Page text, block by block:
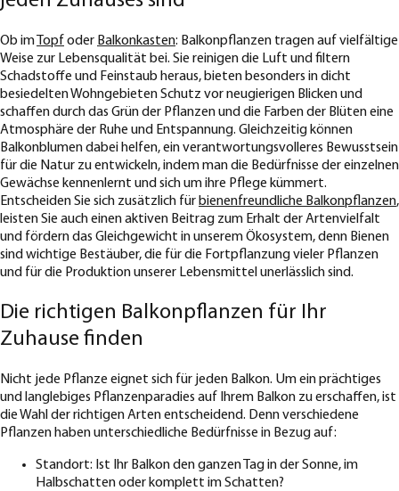
Ob im Topf oder Balkonkasten: Balkonpflanzen tragen auf vielfältige
Weise zur Lebensqualität bei. Sie reinigen die Luft und filtern
Schadstoffe und Feinstaub heraus, bieten besonders in dicht
besiedelten Wohngebieten Schutz vor neugierigen Blicken und
schaffen durch das Grün der Pflanzen und die Farben der Blüten eine
Atmosphäre der Ruhe und Entspannung. Gleichzeitig können
Balkonblumen dabei helfen, ein verantwortungsvolleres Bewusstsein
für die Natur zu entwickeln, indem man die Bedürfnisse der einzelnen
Gewächse kennenlernt und sich um ihre Pflege kümmert.
Entscheiden Sie sich zusätzlich für bienenfreundliche Balkonpflanzen,
leisten Sie auch einen aktiven Beitrag zum Erhalt der Artenvielfalt
und fördern das Gleichgewicht in unserem Ökosystem, denn Bienen
sind wichtige Bestäuber, die für die Fortpflanzung vieler Pflanzen
und für die Produktion unserer Lebensmittel unerlässlich sind.
Die richtigen Balkonpflanzen für Ihr
Zuhause finden
Nicht jede Pflanze eignet sich für jeden Balkon. Um ein prächtiges
und langlebiges Pflanzenparadies auf Ihrem Balkon zu erschaffen, ist
die Wahl der richtigen Arten entscheidend. Denn verschiedene
Pflanzen haben unterschiedliche Bedürfnisse in Bezug auf:
Standort: Ist Ihr Balkon den ganzen Tag in der Sonne, im
Halbschatten oder komplett im Schatten?